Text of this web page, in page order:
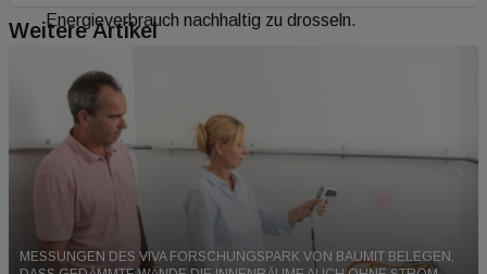
Energieverbrauch nachhaltig zu drosseln.
Weitere Artikel
MESSUNGEN DES VIVA FORSCHUNGSPARK VON BAUMIT BELEGEN,